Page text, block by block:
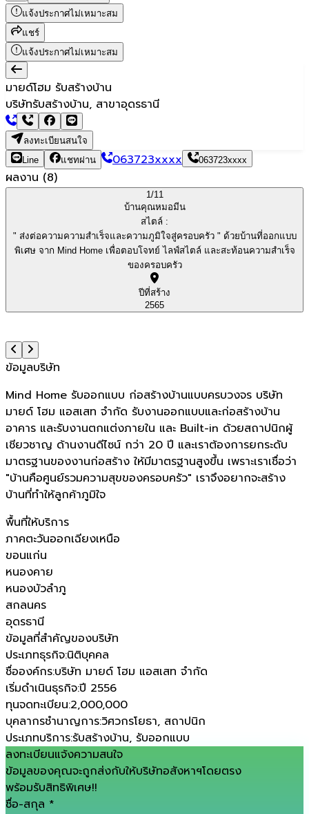
แจ้งประกาศไม่เหมาะสม
แชร์
แจ้งประกาศไม่เหมาะสม
มายด์โฮม รับสร้างบ้าน
บริษัทรับสร้างบ้าน, สาขาอุดรธานี
ลงทะเบียนสนใจ
Line
แชทผ่าน 063723xxxx 063723xxxx
ผลงาน (8)
1/11
บ้านคุณหมอมีน
สไตล์ :
" ส่งต่อความความสำเร็จและความภูมิใจสู่ครอบครัว " ด้วยบ้านที่ออกแบบ
พิเศษ จาก Mind Home เพื่อตอบโจทย์ ไลฟ์สไตล์ และสะท้อนความสำเร็จ
ของครอบครัว
ปีที่สร้าง
2565
ข้อมูลบริษัท
Mind Home รับออกแบบ ก่อสร้างบ้านแบบครบวงจร บริษัท
มายด์ โฮม แอสเสท จำกัด รับงานออกแบบและก่อสร้างบ้าน
อาคาร และรับงานตกแต่งภายใน และ Built-in ด้วยสถาปนิกผู้
เชียวชาญ ด้านงานดีไซน์ กว่า 20 ปี และเราต้องการยกระดับ
มาตรฐานของงานก่อสร้าง ให้มีมาตรฐานสูงขึ้น เพราะเราเชื่อว่า
"บ้านคือศูนย์รวมความสุขของครอบครัว" เราจึงอยากจะสร้าง
บ้านที่ทำให้ลูกค้าภูมิใจ
พื้นที่ให้บริการ
ภาคตะวันออกเฉียงเหนือ
ขอนแก่น
หนองคาย
หนองบัวลำภู
สกลนคร
อุดรธานี
ข้อมูลที่สำคัญของบริษัท
ประเภทธุรกิจ:นิติบุคคล
ชื่อองค์กร:บริษัท มายด์ โฮม แอสเสท จำกัด
เริ่มดำเนินธุรกิจ:ปี 2556
ทุนจดทะเบียน:2,000,000
บุคลากรชำนาญการ:วิศวกรโยธา, สถาปนิก
ประเภทบริการ:รับสร้างบ้าน, รับออกแบบ
ลงทะเบียนแจ้งความสนใจ
ข้อมูลของคุณจะถูกส่งกับให้บริษัทอสังหาฯโดยตรง
พร้อมรับสิทธิพิเศษ!!
ชื่อ-สกุล *